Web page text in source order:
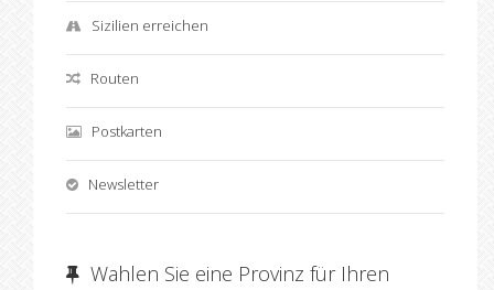
Sizilien erreichen
Routen
Postkarten
Newsletter
Wahlen Sie eine Provinz für Ihren